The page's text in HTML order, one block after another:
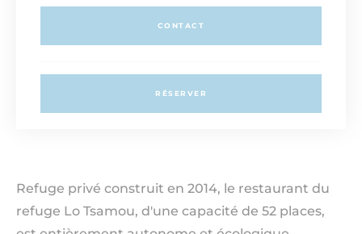
Refuge privé construit en 2014, le restaurant du
refuge Lo Tsamou, d'une capacité de 52 places,
CONTACT
RÉSERVER